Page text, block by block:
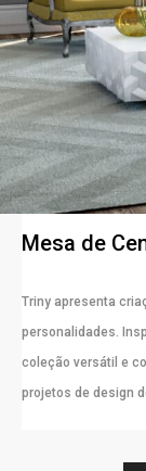
Mesa de
Triny apresenta
personalidades.
coleção versátil e
projetos de design